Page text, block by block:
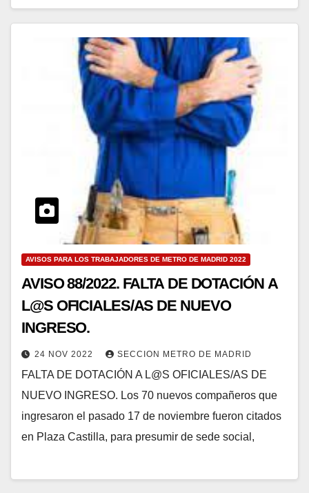
AVISOS PARA LOS TRABAJADORES DE METRO DE MADRID 2022
AVISO 88/2022. FALTA DE DOTACIÓN A
L@S OFICIALES/AS DE NUEVO
INGRESO.
24 NOV 2022 SECCION METRO DE MADRID
FALTA DE DOTACIÓN A L@S OFICIALES/AS DE
NUEVO INGRESO. Los 70 nuevos compañeros que
ingresaron el pasado 17 de noviembre fueron citados
en Plaza Castilla, para presumir de sede social,